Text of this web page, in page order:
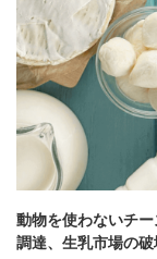
動物を使わないチ
調達、生乳市場の